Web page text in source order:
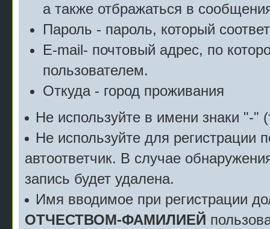
а также отбражаться в
Пароль - пароль, который
E-mail- почтовый адрес, по
пользователем.
Откуда - город проживания
Не используйте в имени знаки "-"
Не используйте для регистрации
автоответчик. В случае
запись будет удалена.
Имя вводимое при регистрации
ОТЧЕСТВОМ-ФАМИЛИЕЙ